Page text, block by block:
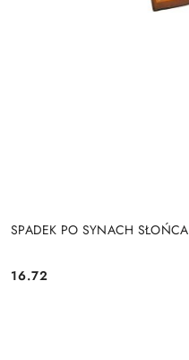
SPADEK PO SYNACH SŁOŃCA
Cena:
16.72